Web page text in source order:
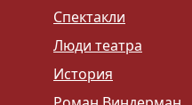
Спектакли
Люди театра
История